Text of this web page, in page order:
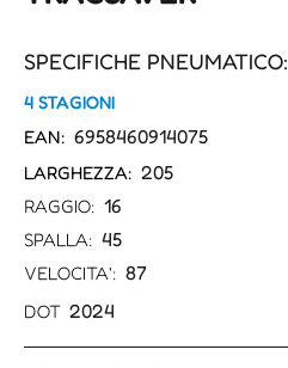
SPECIFICHE PNEUMATICO:
4 STAGIONI
EAN: 6958460914075
LARGHEZZA: 205
RAGGIO: 16
SPALLA: 45
VELOCITA': 87
DOT 2024